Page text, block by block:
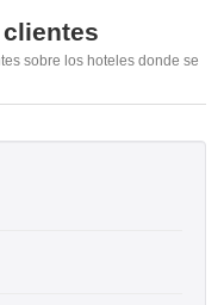
sobre los hoteles donde se